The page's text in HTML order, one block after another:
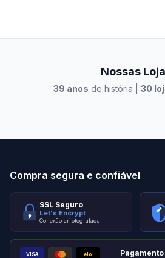
Nossas
39 anos de história | 30
Compra segura e confiável
SSL Seguro
Let's Encrypt
Conexão criptografada
VISA elo